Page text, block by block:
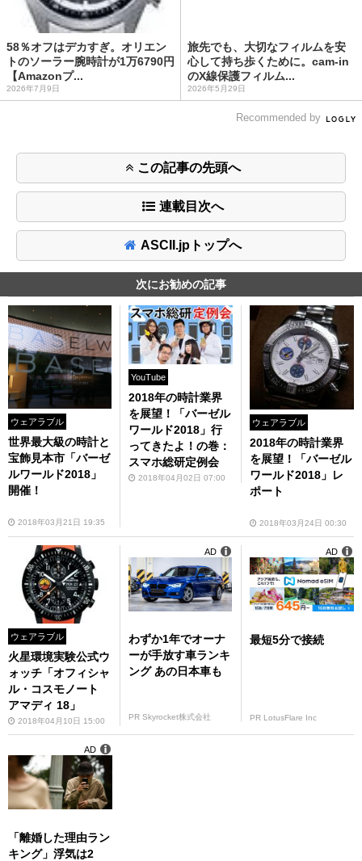
58％オフはデカすぎ。オリエン
トのソーラー腕時計が1万6790円
【Amazonプ...
2026年7月9日
旅先でも、大切なフィルムを安
心して持ち歩くために。cam-in
のX線保護フィルム...
2026年5月29日
Recommended by
この記事の先頭へ
連載目次へ
ASCII.jpトップへ
次にお勧めの記事
ウェアラブル
世界最大級の時計と
宝飾見本市「バーゼ
ルワールド2018」
開催！
2018年03月21日 19:35
YouTube
2018年の時計業界
を展望！「バーゼル
ワールド2018」行
ってきたよ！の巻：
スマホ総研定例会
2018年04月02日 07:00
ウェアラブル
2018年の時計業界
を展望！「バーゼル
ワールド2018」レ
ポート
2018年03月24日 00:30
ウェアラブル
火星環境実験公式ウ
ォッチ「オフィシャ
ル・コスモノート
アマディ 18」
2018年04月10日 15:00
わずか1年でオーナ
ーが手放す車ランキ
ング あの日本車も
PR Skyrocket株式会社
AD
最短5分で接続
PR LotusFlare Inc
AD
「離婚した理由ラン
キング」浮気は2
AD